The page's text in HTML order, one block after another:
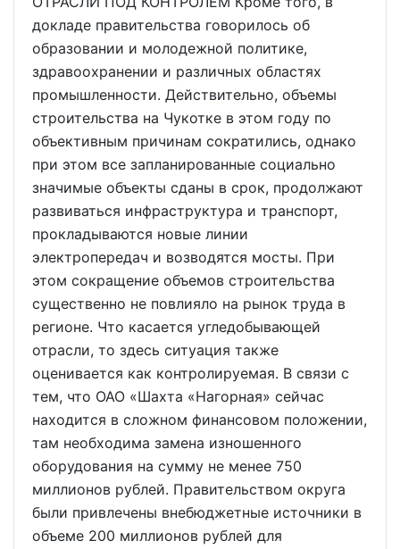
докладе правительства говорилось об
образовании и молодежной политике,
здравоохранении и различных областях
промышленности. Действительно, объемы
строительства на Чукотке в этом году по
объективным причинам сократились, однако
при этом все запланированные социально
значимые объекты сданы в срок, продолжают
развиваться инфраструктура и транспорт,
прокладываются новые линии
электропередач и возводятся мосты. При
этом сокращение объемов строительства
существенно не повлияло на рынок труда в
регионе. Что касается угледобывающей
отрасли, то здесь ситуация также
оценивается как контролируемая. В связи с
тем, что ОАО «Шахта «Нагорная» сейчас
находится в сложном финансовом положении,
там необходима замена изношенного
оборудования на сумму не менее 750
миллионов рублей. Правительством округа
были привлечены внебюджетные источники в
объеме 200 миллионов рублей для